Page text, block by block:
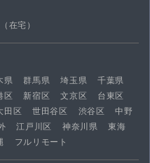
在宅）
県 群馬県 埼玉県
千葉県
区 新宿区 文京区
台東区
田区 世田谷区 渋谷区
中野
江戸川区 神奈川県
東海
フルリモート